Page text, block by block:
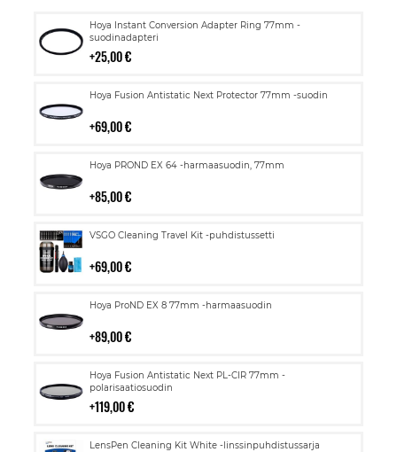
Hoya Instant Conversion Adapter Ring 77mm -
suodinadapteri
25,00 €
Lisää
ostoskoriin
Hoya Fusion Antistatic Next Protector 77mm -suodin
69,00 €
Lisää
Hoya PROND EX 64 -harmaasuodin, 77mm
85,00 €
Lisää
VSGO Cleaning Travel Kit -puhdistussetti
69,00 €
Lisää
Hoya ProND EX 8 77mm -harmaasuodin
89,00 €
Lisää
Hoya Fusion Antistatic Next PL-CIR 77mm -
polarisaatiosuodin
119,00 €
Lisää
ostoskoriin
LensPen Cleaning Kit White -linssinpuhdistussarja
Lisää